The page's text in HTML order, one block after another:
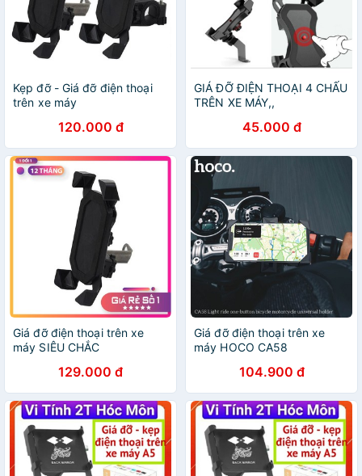
Kẹp đỡ - Giá đỡ điện thoại
trên xe máy
120.000 đ
GIÁ ĐỠ ĐIỆN THOẠI 4 CHẤU
TRÊN XE MÁY,,
45.000 đ
Giá đỡ điện thoại trên xe
máy SIÊU CHẮC
129.000 đ
Giá đỡ điện thoại trên xe
máy HOCO CA58
104.900 đ